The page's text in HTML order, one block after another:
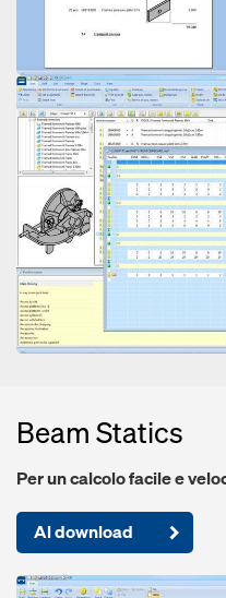
Open
Beam Statics
Per un calcolo facile e
Al download
Open